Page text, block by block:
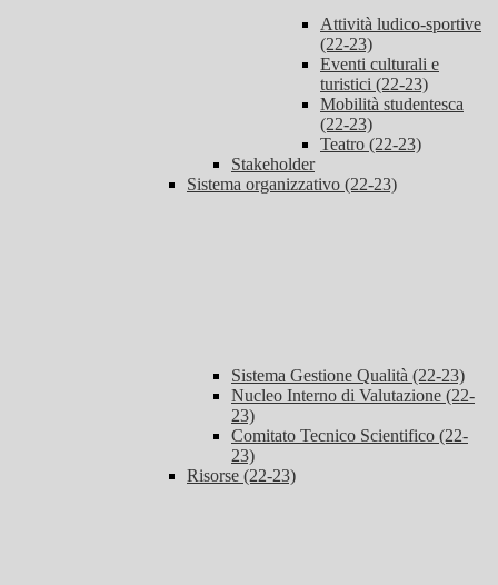
Attività ludico-sportive
(22-23)
Eventi culturali e
turistici (22-23)
Mobilità studentesca
(22-23)
Teatro (22-23)
Stakeholder
Sistema organizzativo (22-23)
Sistema Gestione Qualità (22-23)
Nucleo Interno di Valutazione (22-
23)
Comitato Tecnico Scientifico (22-
23)
Risorse (22-23)